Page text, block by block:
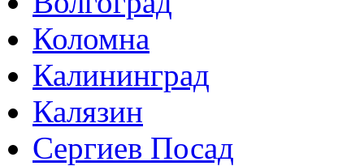
Коломна
Калининград
Калязин
Сергиев Посад